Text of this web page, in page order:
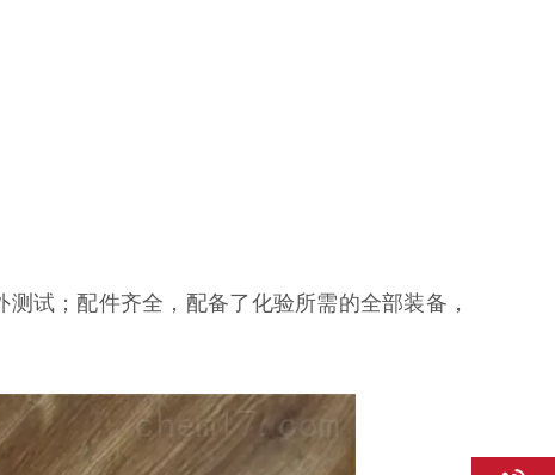
试；配件齐全，配备了化验所需的全部装备，